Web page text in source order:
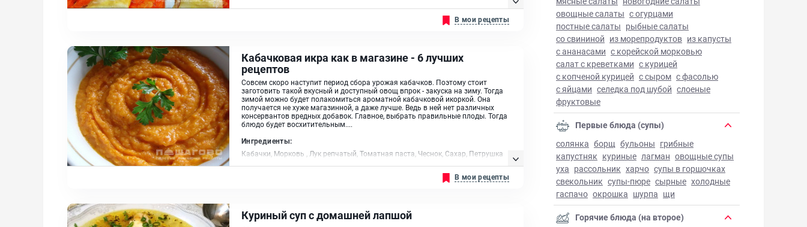
В мои рецепты
Кабачковая икра как в магазине - 6 лучших
рецептов
Совсем скоро наступит период сбора урожая кабачков. Поэтому стоит
заготовить такой вкусный и доступный овощ впрок - закуска на зиму. Тогда
зимой можно будет полакомиться ароматной кабачковой икоркой. Она
получается не хуже магазинной, а даже лучше. Ведь в ней нет различных
консервантов вредных добавок. Главное, выбрать правильные плоды. Тогда
блюдо будет восхитительным....
Ингредиенты:
Кабачки, Морковь , Лук репчатый, Томатная паста, Чеснок, Сахар, Петрушка
(корень), Уксус 9%, Перец, Растительное масло
В мои рецепты
Куриный суп с домашней лапшой
овощные салаты с огурцами
постные салаты рыбные салаты
со свининой из морепродуктов из капусты
с ананасами с корейской морковью
салат с креветками с курицей
с копченой курицей с сыром с фасолью
с яйцами селедка под шубой слоеные
фруктовые
Первые блюда (супы)
солянка борщ бульоны грибные
капустняк куриные лагман овощные супы
уха рассольник харчо супы в горшочках
свекольник супы-пюре сырные холодные
гаспачо окрошка шурпа щи
Горячие блюда (на второе)